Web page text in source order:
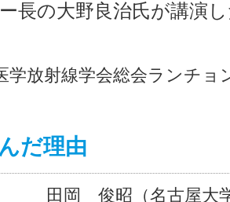
長の大野良治氏が講演
学放射線学会総会ランチ
だ理由
田岡 俊昭（名古屋大